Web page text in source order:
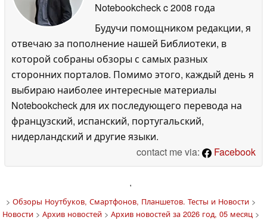
Notebookcheckc 2008 года
Будучи помощником редакции, я
отвечаю за пополнение нашей Библиотеки, в
которой собраны обзоры с самых разных
сторонних порталов. Помимо этого, каждый день я
выбираю наиболее интересные материалы
Notebookcheck для их последующего перевода на
французский, испанский, португальский,
нидерландский и другие языки.
contact me via:
Facebook
'
> Обзоры Ноутбуков, Смартфонов, Планшетов. Тесты и Новости>
Новости> Архив новостей> Архив новостей за 2026 год, 05 месяц>